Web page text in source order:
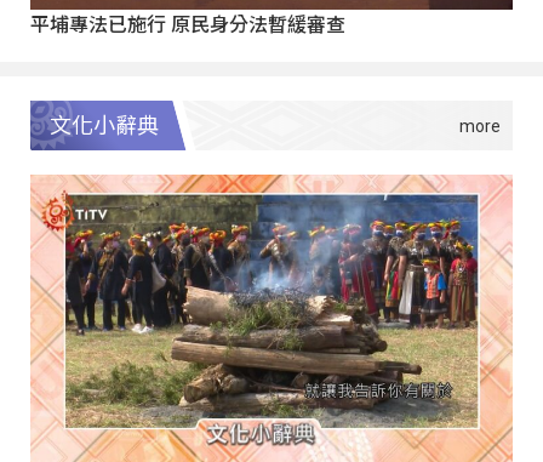
平埔專法已施行 原民身分法暫緩審查
文化小辭典